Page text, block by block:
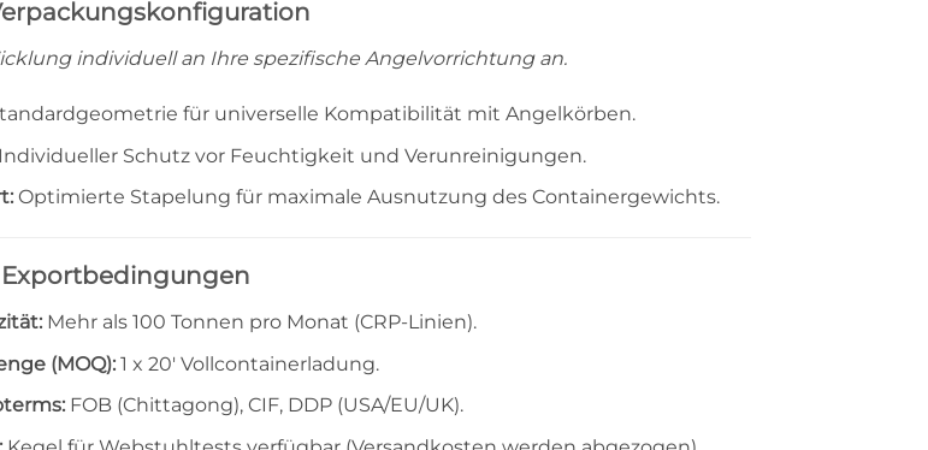
individuell an Ihre spezifische Angelvorrichtung an.
für universelle Kompatibilität mit Angelkörben.
Individueller Schutz vor Feuchtigkeit und Verunreinigungen.
Optimierte Stapelung für maximale Ausnutzung des Containergewichts.
Mehr als 100 Tonnen pro Monat (CRP-Linien).
(MOQ): 1 x 20′ Vollcontainerladung.
FOB (Chittagong), CIF, DDP (USA/EU/UK).